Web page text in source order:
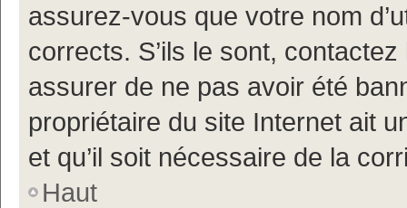
assurez-vous que votre nom
corrects. S’ils le sont,
assurer de ne pas avoir été
propriétaire du site Internet ait
et qu’il soit nécessaire de la
Haut